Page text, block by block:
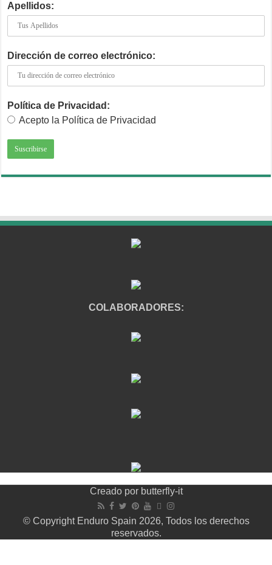
Apellidos:
Dirección de correo electrónico:
Política de Privacidad:
Acepto la Política de Privacidad
COLABORADORES:
Creado por butterfly-it
© Copyright Enduro Spain 2026, Todos los derechos
reservados.